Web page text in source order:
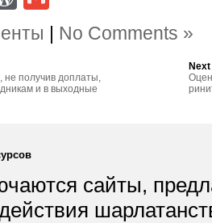
| No Comments »
не получив доплаты,
и в выходные
сайты,